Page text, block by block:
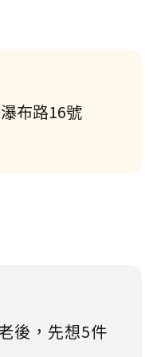
布路16號
後，先想5件